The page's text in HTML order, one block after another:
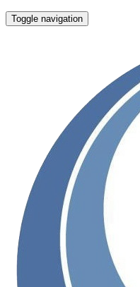
Toggle navigation